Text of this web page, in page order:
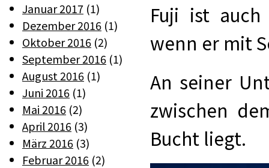
Fuji ist auch
wenn er mit
An seiner
zwischen
Bucht liegt.
Januar 2017 (1)
Dezember 2016 (1)
Oktober 2016 (2)
September 2016 (1)
August 2016 (1)
Juni 2016 (1)
Mai 2016 (2)
April 2016 (3)
März 2016 (3)
Februar 2016 (2)